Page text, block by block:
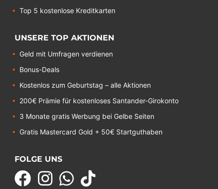
Top 5 kostenlose Kreditkarten
UNSERE TOP AKTIONEN
Geld mit Umfragen verdienen
Bonus-Deals
Kostenlos zum Geburtstag – alle Aktionen
200€ Prämie für kostenloses Santander-Girokonto
3 Monate gratis Werbung bei Gelbe Seiten
Gratis Mastercard Gold + 50€ Startguthaben
FOLGE UNS